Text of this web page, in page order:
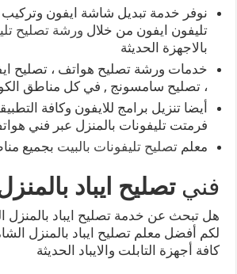
نوفر خدمة تبديل شاشة ايفون
تليفون ايفون من خلال ورشة تصليح
بالاجهزة الحديثة
خدمات ورشة تصليح هواتف ، تصليح
، تصليح سامسونج , في كل مناطق
أيضا تنزيل برامج للايفون وكافة
فرمتت تليفونات بالمنزل عبر فني
معلمتصليح تليفونات بالبيت بجميع
فنيتصليح ايباد
هل تبحث عن خدمة تصليح ايباد بالمنزل
لكم أفضل معلم تصليح ايباد بالمنزل
كافة أجهزة التابلت والايباد الحديثة